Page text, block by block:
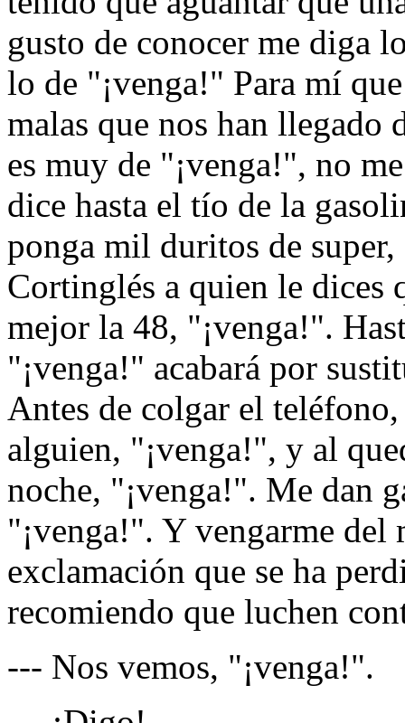
gusto de conocer me diga
lo de "¡venga!" Para mí
malas que nos han llegado
es muy de "¡venga!", no
dice hasta el tío de la
ponga mil duritos de
Cortinglés a quien le dices
mejor la 48, "¡venga!".
"¡venga!" acabará por
Antes de colgar el
alguien, "¡venga!", y al
noche, "¡venga!". Me dan
"¡venga!". Y vengarme del
exclamación que se ha
recomiendo que luchen
--- Nos vemos, "¡venga!".